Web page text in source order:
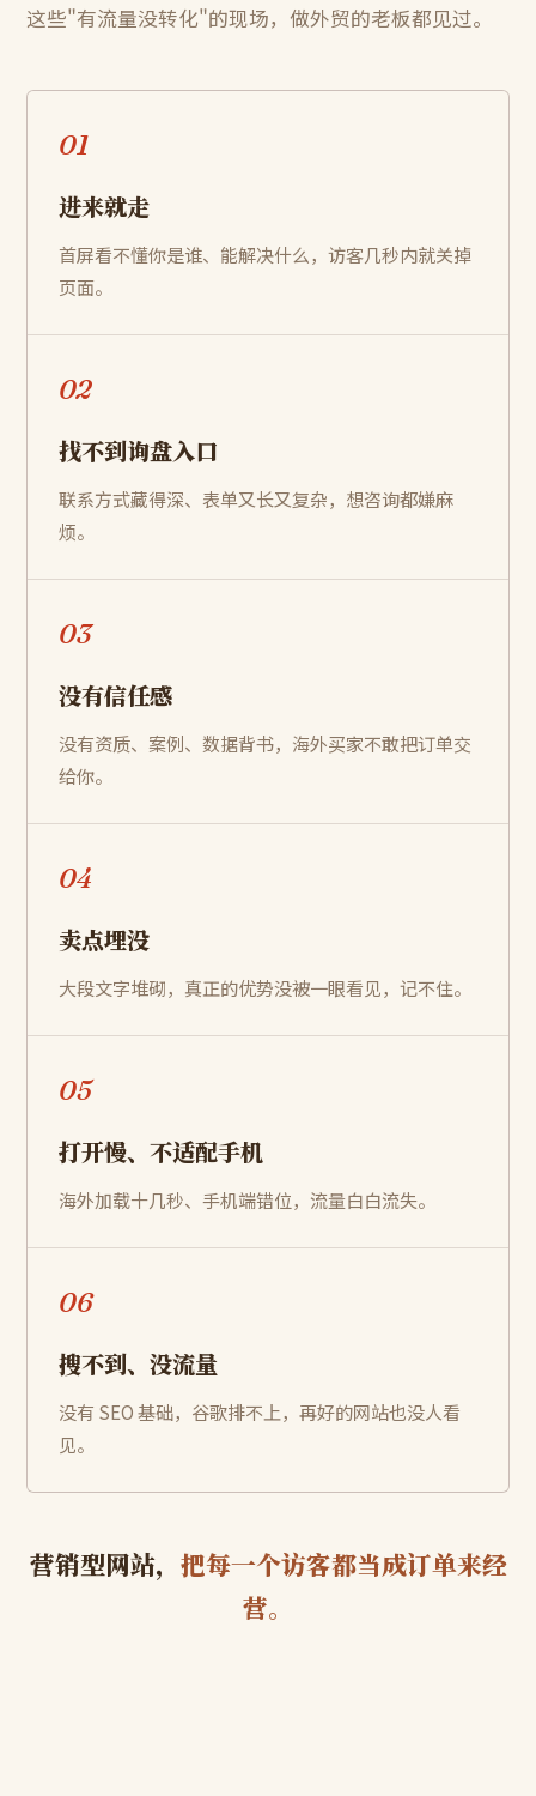
这些"有流量没转化"的现场，做外贸的老板都见过。
01
进来就走
首屏看不懂你是谁、能解决什么，访客几秒内就关掉
页面。
02
找不到询盘入口
联系方式藏得深、表单又长又复杂，想咨询都嫌麻
烦。
03
没有信任感
没有资质、案例、数据背书，海外买家不敢把订单交
给你。
04
卖点埋没
大段文字堆砌，真正的优势没被一眼看见，记不住。
05
打开慢、不适配手机
海外加载十几秒、手机端错位，流量白白流失。
06
搜不到、没流量
没有 SEO 基础，谷歌排不上，再好的网站也没人看
见。
营销型网站，
把每一个访客都当成订单来经
营。